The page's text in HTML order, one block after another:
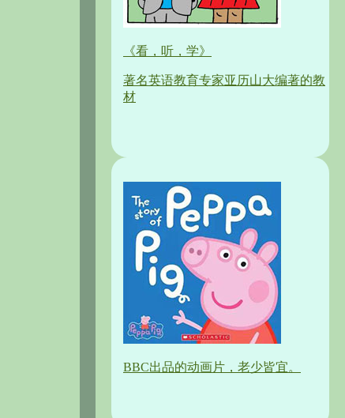
《看，听，学》
著名英语教育专家亚历山大编著的教
材
BBC出品的动画片，老少皆宜。